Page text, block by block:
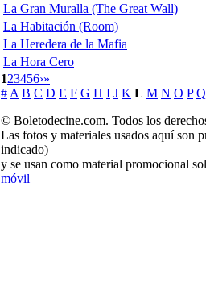
La Gran Muralla (The Great Wall)
La Habitación (Room)
La Heredera de la Mafia
La Hora Cero
123456›»
# A B C D E F G H I J K L M N O P Q
© Boletodecine.com. Todos los
Las fotos y materiales usados aquí son
indicado)
y se usan como material promocional
móvil